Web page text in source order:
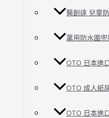
醫創達 兒童
萬用防水圍
OTO 日本進
OTO 成人紙
OTO 日本進